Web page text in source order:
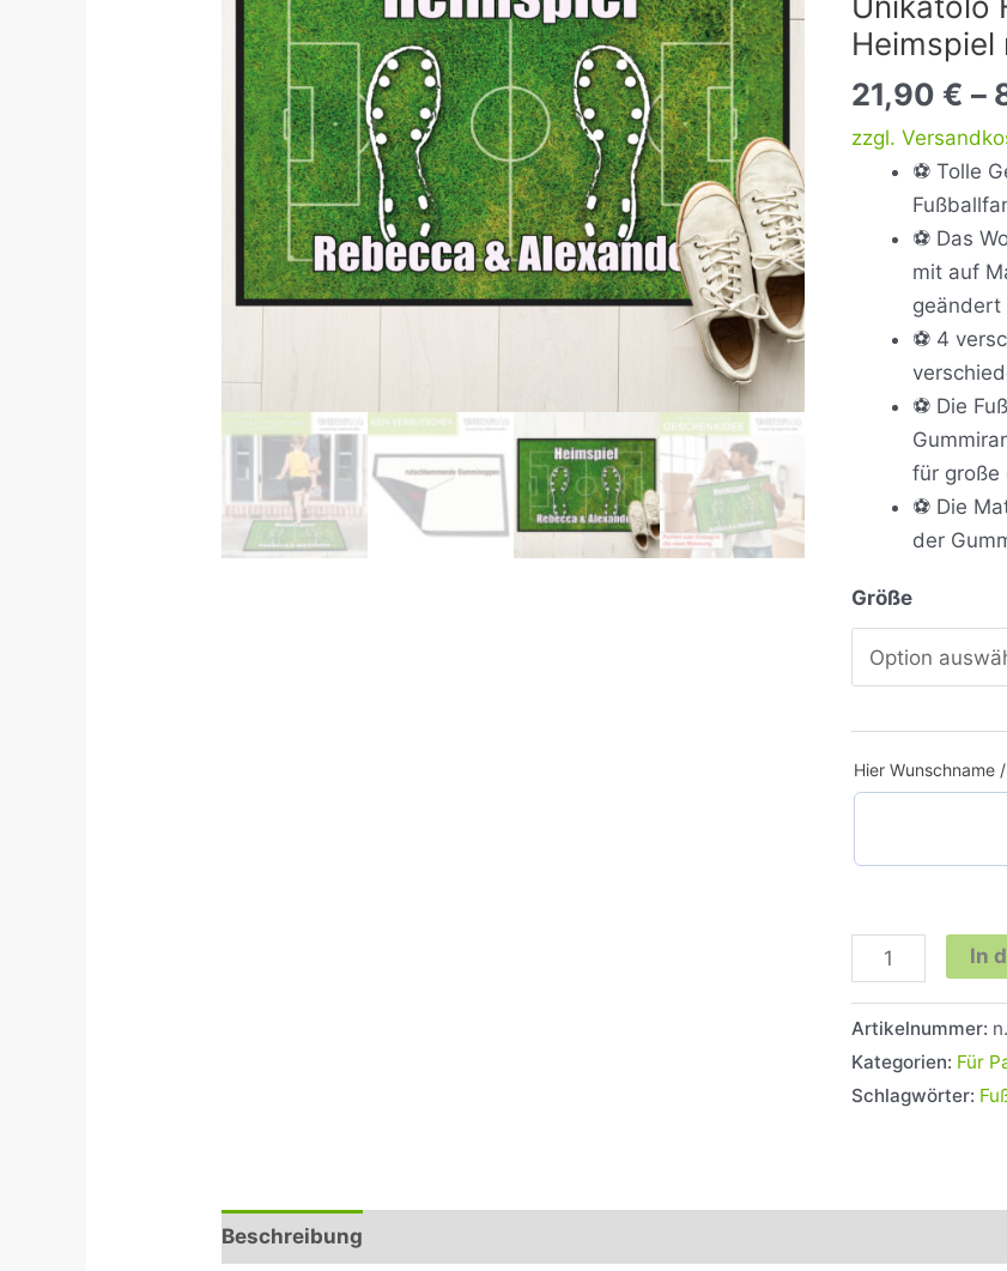
21,90 € –
zzgl.
⚽ Tolle
⚽ Das
mit auf
geändert
⚽ 4
⚽ Die
für große
⚽ Die
der
Größe
Hier Wunschname
Name
personalisiert
Menge
In
Artikelnummer:
Kategorien: Für
Schlagwörter:
Beschreibung